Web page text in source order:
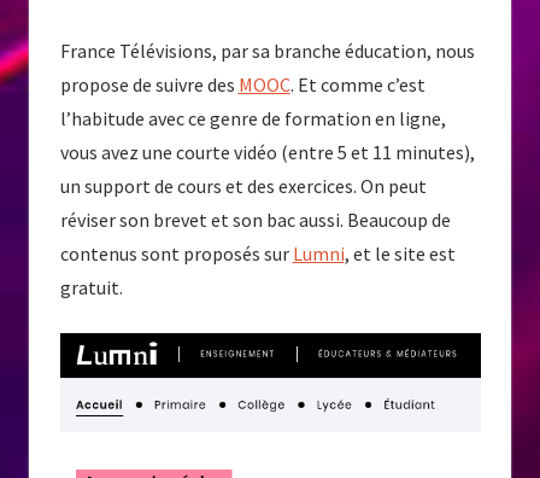
France Télévisions, par sa branche éducation, nous
propose de suivre des MOOC. Et comme c’est
l’habitude avec ce genre de formation en ligne,
vous avez une courte vidéo (entre 5 et 11 minutes),
un support de cours et des exercices. On peut
réviser son brevet et son bac aussi. Beaucoup de
contenus sont proposés sur Lumni, et le site est
gratuit.